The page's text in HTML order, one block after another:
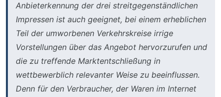
Anbieterkennung der drei streitgegenständlichen
Impressen ist auch geeignet, bei einem erheblichen
Teil der umworbenen Verkehrskreise irrige
Vorstellungen über das Angebot hervorzurufen und
die zu treffende Marktentschließung in
wettbewerblich relevanter Weise zu beeinflussen.
Denn für den Verbraucher, der Waren im Internet